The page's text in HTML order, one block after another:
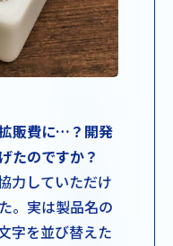
拡販費に…？開発
たのですか？
力していただけ
。実は製品名の
字を並び替えた